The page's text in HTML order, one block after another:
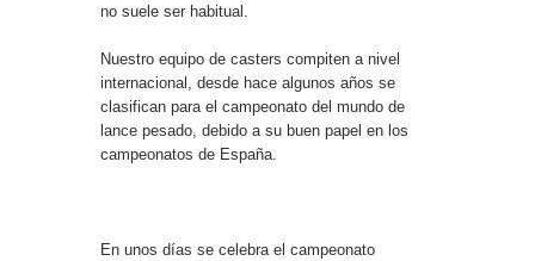
no suele ser habitual.
Nuestro equipo de casters compiten a nivel
internacional, desde hace algunos años se
clasifican para el campeonato del mundo de
lance pesado, debido a su buen papel en los
campeonatos de España.
En unos días se celebra el campeonato